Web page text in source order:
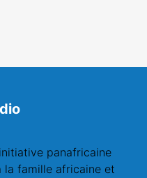
panafricaine
la famille africaine et